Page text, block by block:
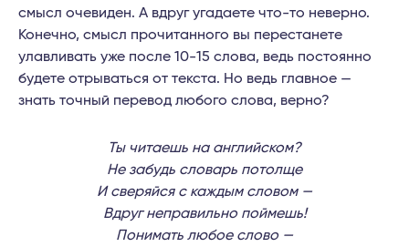
смысл очевиден. А вдруг угадаете что-то неверно.
Конечно, смысл прочитанного вы перестанете
улавливать уже после 10-15 слова, ведь постоянно
будете отрываться от текста. Но ведь главное —
знать точный перевод любого слова, верно?
Ты читаешь на английском?
Не забудь словарь потолще
И сверяйся с каждым словом —
Вдруг неправильно поймешь!
Понимать любое слово —